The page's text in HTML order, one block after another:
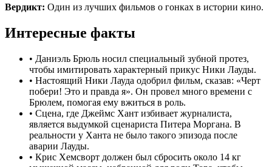
Вердикт: Один из лучших фильмов о гонках в истории кино.
Интересные факты
• Даниэль Брюль носил специальный зубной протез,
чтобы имитировать характерный прикус Ники Лауды.
• Настоящий Ники Лауда одобрил фильм, сказав: «Черт
побери! Это и правда я». Он провел много времени с
Брюлем, помогая ему вжиться в роль.
• Сцена, где Джеймс Хант избивает журналиста,
является выдумкой сценариста Питера Моргана. В
реальности у Ханта не было такого эпизода после
аварии Лауды.
• Крис Хемсворт должен был сбросить около 14 кг